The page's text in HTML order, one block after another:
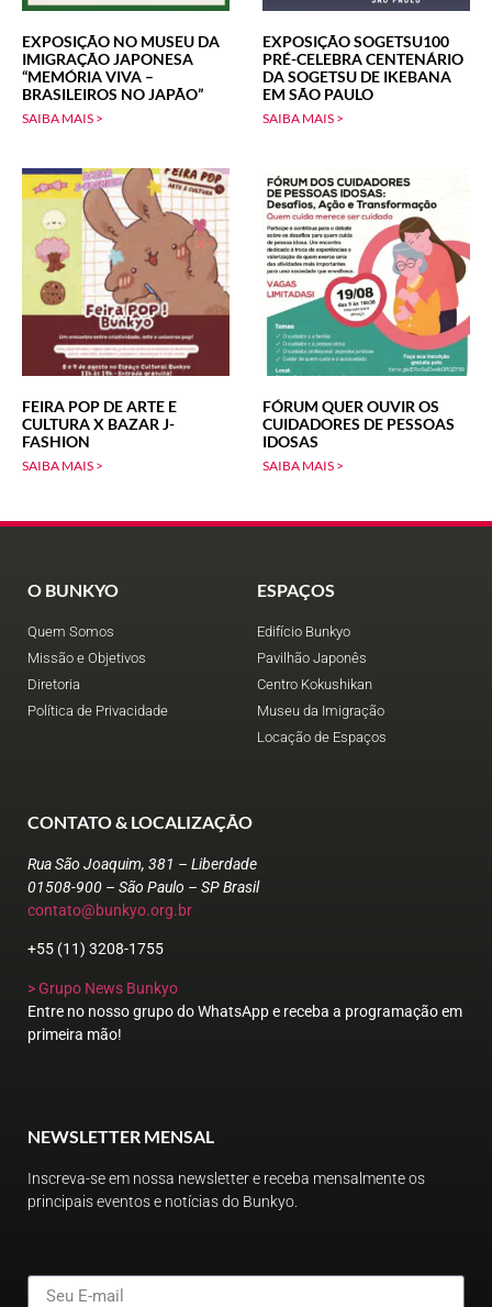
EXPOSIÇÃO NO MUSEU DA
IMIGRAÇÃO JAPONESA
“MEMÓRIA VIVA –
BRASILEIROS NO JAPÃO”
SAIBA MAIS >
EXPOSIÇÃO SOGETSU100
PRÉ-CELEBRA CENTENÁRIO
DA SOGETSU DE IKEBANA
EM SÃO PAULO
SAIBA MAIS >
FEIRA POP DE ARTE E
CULTURA X BAZAR J-
FASHION
SAIBA MAIS >
FÓRUM QUER OUVIR OS
CUIDADORES DE PESSOAS
IDOSAS
SAIBA MAIS >
O BUNKYO
Quem Somos
Missão e Objetivos
Diretoria
Política de Privacidade
ESPAÇOS
Edifício Bunkyo
Pavilhão Japonês
Centro Kokushikan
Museu da Imigração
Locação de Espaços
CONTATO & LOCALIZAÇÃO
Rua São Joaquim, 381 – Liberdade
01508-900 – São Paulo – SP Brasil
contato@bunkyo.org.br
+55 (11) 3208-1755
> Grupo News Bunkyo
Entre no nosso grupo do WhatsApp e receba a programação em
primeira mão!
NEWSLETTER MENSAL
Inscreva-se em nossa newsletter e receba mensalmente os
principais eventos e notícias do Bunkyo.